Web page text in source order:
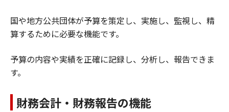
国や地方公共団体が予算を策定し、実施し、監視し、精
算するために必要な機能です。
予算の内容や実績を正確に記録し、分析し、報告できま
す。
財務会計・財務報告の機能